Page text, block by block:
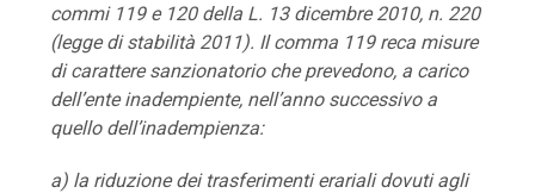
commi 119 e 120 della L. 13 dicembre 2010, n. 220
(legge di stabilità 2011). Il comma 119 reca misure
di carattere sanzionatorio che prevedono, a carico
dell’ente inadempiente, nell’anno successivo a
quello dell’inadempienza:
a) la riduzione dei trasferimenti erariali dovuti agli